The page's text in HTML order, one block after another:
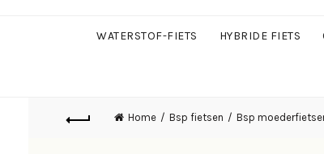
WATERSTOF-FIETS HYBRIDE FIETS
Home Bsp fietsen Bsp